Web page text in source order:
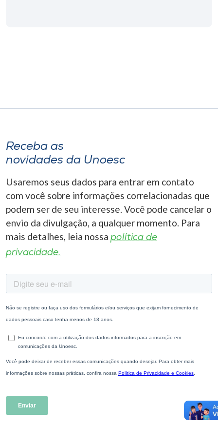
A-
Receba as
novidades da Unoesc
Usaremos seus dados para entrar em contato
com você sobre informações correlacionadas que
podem ser de seu interesse. Você pode cancelar o
envio da divulgação, a qualquer momento. Para
mais detalhes, leia nossa política de
privacidade.